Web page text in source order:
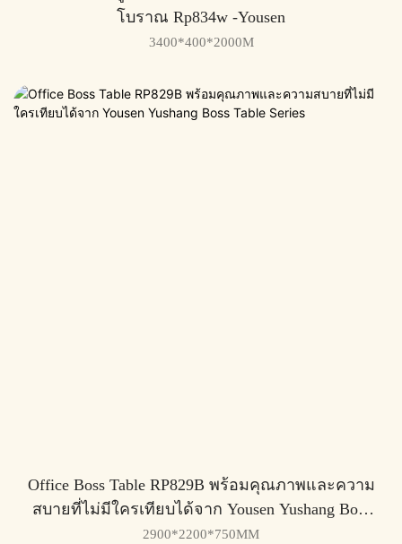
โบราณ Rp834w -Yousen
3400*400*2000M
Office Boss Table RP829B พร้อมคุณภาพและความ
สบายที่ไม่มีใครเทียบได้จาก Yousen Yushang Boss
Table Series
2900*2200*750MM